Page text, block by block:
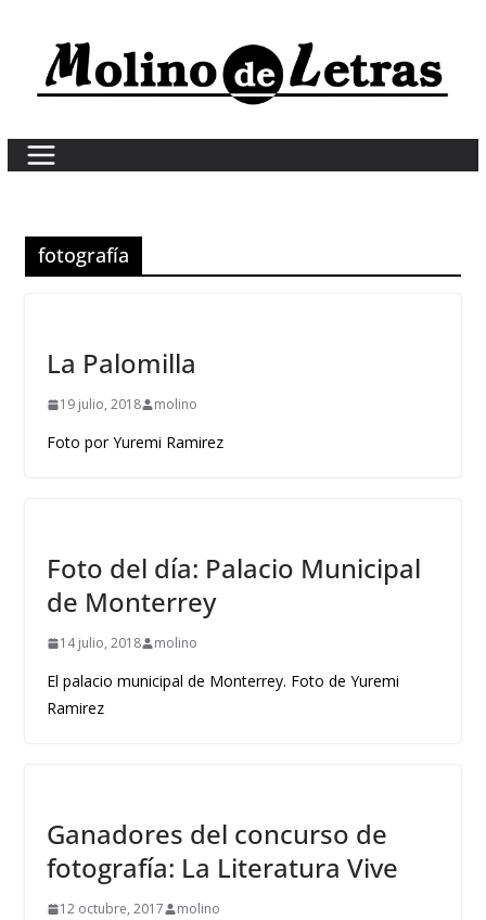
content
fotografía
La Palomilla
19 julio, 2018 molino
Foto por Yuremi Ramirez
Foto del día: Palacio Municipal
de Monterrey
14 julio, 2018 molino
El palacio municipal de Monterrey. Foto de Yuremi
Ramirez
Ganadores del concurso de
fotografía: La Literatura Vive
12 octubre, 2017 molino